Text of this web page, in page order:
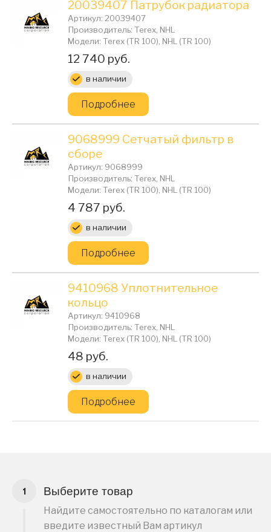
20039407 Патрубок радиатора
Артикул: 20039407
Производитель: Terex, NHL
Модели: Terex (TR 100), NHL (TR 100)
Цена:
12 740 руб.
в наличии
Подробнее
9068999 Сетчатый фильтр в
сборе
Артикул: 9068999
Производитель: Terex, NHL
Модели: Terex (TR 100), NHL (TR 100)
Цена:
4 787 руб.
в наличии
Подробнее
9410968 Уплотнительное
кольцо
Артикул: 9410968
Производитель: Terex, NHL
Модели: Terex (TR 100), NHL (TR 100)
Цена:
48 руб.
в наличии
Подробнее
Выберите товар
Найдите самостоятельно по каталогам или
введите известный Вам артикул